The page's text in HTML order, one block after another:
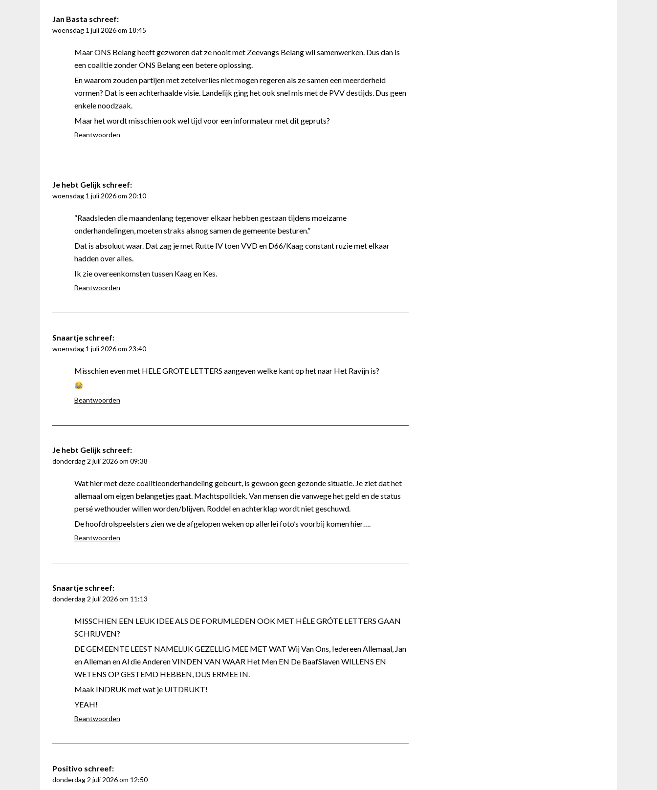
Jan Basta schreef:
woensdag 1 juli 2026 om 18:45
Maar ONS Belang heeft gezworen dat ze nooit met Zeevangs Belang wil samenwerken. Dus dan is
een coalitie zonder ONS Belang een betere oplossing.
En waarom zouden partijen met zetelverlies niet mogen regeren als ze samen een meerderheid
vormen? Dat is een achterhaalde visie. Landelijk ging het ook snel mis met de PVV destijds. Dus geen
enkele noodzaak.
Maar het wordt misschien ook wel tijd voor een informateur met dit gepruts?
Beantwoorden
Je hebt Gelijk schreef:
woensdag 1 juli 2026 om 20:10
“Raadsleden die maandenlang tegenover elkaar hebben gestaan tijdens moeizame
onderhandelingen, moeten straks alsnog samen de gemeente besturen.”
Dat is absoluut waar. Dat zag je met Rutte IV toen VVD en D66/Kaag constant ruzie met elkaar
hadden over alles.
Ik zie overeenkomsten tussen Kaag en Kes.
Beantwoorden
Snaartje schreef:
woensdag 1 juli 2026 om 23:40
Misschien even met HELE GROTE LETTERS aangeven welke kant op het naar Het Ravijn is?
Beantwoorden
Je hebt Gelijk schreef:
donderdag 2 juli 2026 om 09:38
Wat hier met deze coalitieonderhandeling gebeurt, is gewoon geen gezonde situatie. Je ziet dat het
allemaal om eigen belangetjes gaat. Machtspolitiek. Van mensen die vanwege het geld en de status
persé wethouder willen worden/blijven. Roddel en achterklap wordt niet geschuwd.
De hoofdrolspeelsters zien we de afgelopen weken op allerlei foto’s voorbij komen hier….
Beantwoorden
Snaartje schreef:
donderdag 2 juli 2026 om 11:13
MISSCHIEN EEN LEUK IDEE ALS DE FORUMLEDEN OOK MET HÉLE GRÓTE LETTERS GAAN
SCHRIJVEN?
DE GEMEENTE LEEST NAMELIJK GEZELLIG MEE MET WAT Wij Van Ons, Iedereen Allemaal, Jan
en Alleman en Al die Anderen VINDEN VAN WAAR Het Men EN De BaafSlaven WILLENS EN
WETENS OP GESTEMD HEBBEN, DUS ERMEE IN.
Maak INDRUK met wat je UITDRUKT!
YEAH!
Beantwoorden
Positivo schreef:
donderdag 2 juli 2026 om 12:50